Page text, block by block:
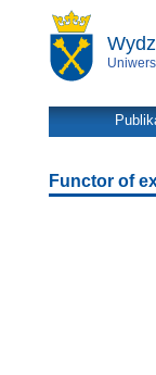
Functor of